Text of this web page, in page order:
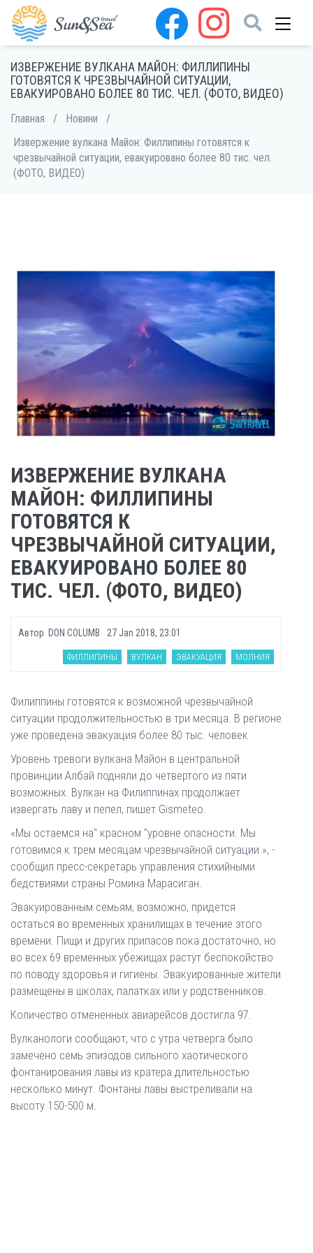
ИЗВЕРЖЕНИЕ ВУЛКАНА МАЙОН: ФИЛЛИПИНЫ
ГОТОВЯТСЯ К ЧРЕЗВЫЧАЙНОЙ СИТУАЦИИ,
ЕВАКУИРОВАНО БОЛЕЕ 80 ТИС. ЧЕЛ. (ФОТО, ВИДЕО)
Главная / Новини
/
Извержение вулкана Майон: Филлипины готовятся к
чрезвычайной ситуации, евакуировано более 80 тис. чел.
(ФОТО, ВИДЕО)
ИЗВЕРЖЕНИЕ ВУЛКАНА
МАЙОН: ФИЛЛИПИНЫ
ГОТОВЯТСЯ К
ЧРЕЗВЫЧАЙНОЙ СИТУАЦИИ,
ЕВАКУИРОВАНО БОЛЕЕ 80
ТИС. ЧЕЛ. (ФОТО, ВИДЕО)
Автор DON COLUMB 27 Jan 2018, 23:01
ФИЛЛИПИНЫ ВУЛКАН ЭВАКУАЦИЯ МОЛНИЯ
Филиппины готовятся к возможной чрезвычайной
ситуации продолжительностью в три месяца. В регионе
уже проведена эвакуация более 80 тыс. человек
Уровень тревоги вулкана Майон в центральной
провинции Албай подняли до четвертого из пяти
возможных. Вулкан на Филиппинах продолжает
извергать лаву и пепел, пишет Gismeteo.
«Мы остаемся на" красном "уровне опасности. Мы
готовимся к трем месяцам чрезвычайной ситуации », -
сообщил пресс-секретарь управления стихийными
бедствиями страны Ромина Марасиган.
Эвакуированным семьям, возможно, придется
остаться во временных хранилищах в течение этого
времени. Пищи и других припасов пока достаточно, но
во всех 69 временных убежищах растут беспокойство
по поводу здоровья и гигиены. Эвакуированные жители
размещены в школах, палатках или у родственников.
Количество отмененных авиарейсов достигла 97.
Вулканологи сообщают, что с утра четверга было
замечено семь эпизодов сильного хаотического
фонтанирования лавы из кратера длительностью
несколько минут. Фонтаны лавы выстреливали на
высоту 150-500 м.